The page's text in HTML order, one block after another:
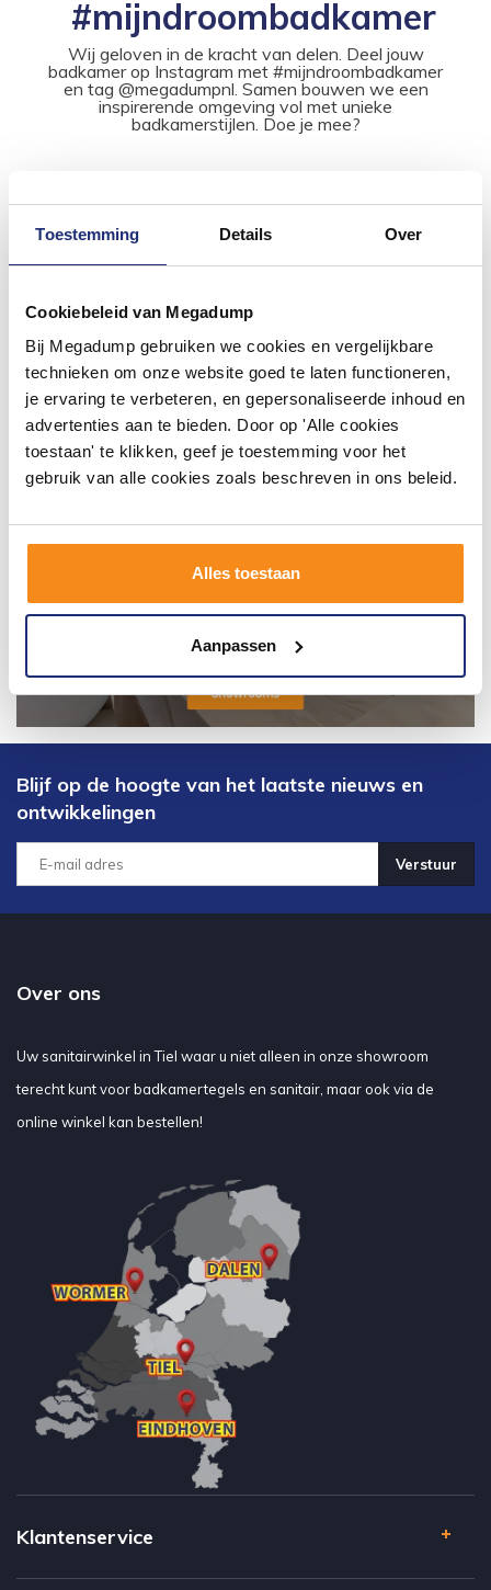
Toestemming Details Over
Cookiebeleid van Megadump
Bij Megadump gebruiken we cookies en vergelijkbare
technieken om onze website goed te laten functioneren,
je ervaring te verbeteren, en gepersonaliseerde inhoud en
advertenties aan te bieden. Door op 'Alle cookies
toestaan' te klikken, geef je toestemming voor het
gebruik van alle cookies zoals beschreven in ons beleid.
Alles toestaan
Aanpassen
#mijndroombadkamer
Wij geloven in de kracht van delen. Deel jouw
badkamer op Instagram met #mijndroombadkamer
en tag @megadumpnl. Samen bouwen we een
inspirerende omgeving vol met unieke
badkamerstijlen. Doe je mee?
Blijf op de hoogte van het laatste nieuws en
ontwikkelingen
Verstuur
Over ons
Uw sanitairwinkel in Tiel waar u niet alleen in onze showroom
terecht kunt voor badkamertegels en sanitair, maar ook via de
online winkel kan bestellen!
Klantenservice